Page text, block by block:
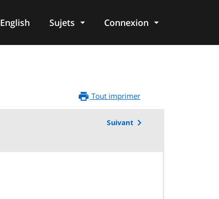
English Sujets Connexion
Tout imprimer
Suivant